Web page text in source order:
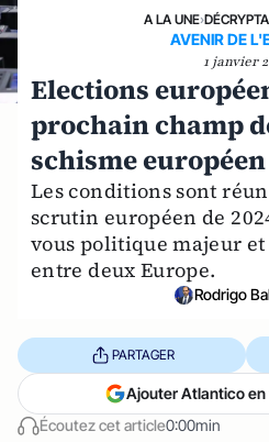
A LA UNE›
AVENIR DE
1 janvier
Elections
prochain champ
schisme européen
Les conditions sont
scrutin européen de
vous politique majeur
entre deux Europe.
Rodrigo
Écoutez cet article0:00min
PARTAGER
Ajouter Atlantico en